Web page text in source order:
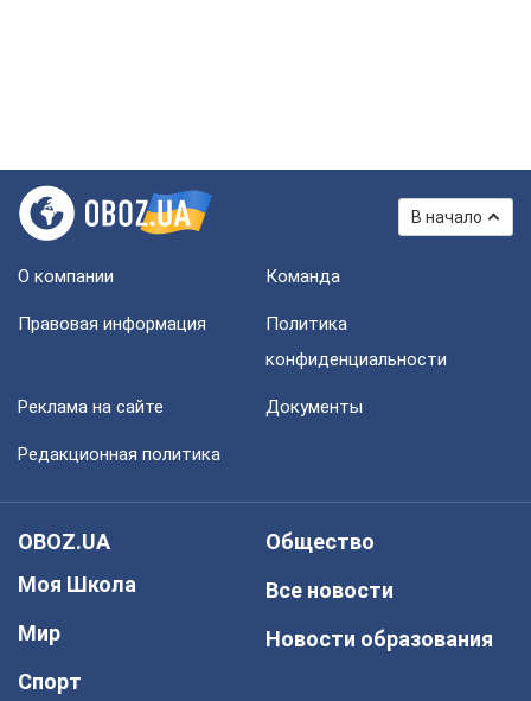
В начало
О компании Команда
Правовая информация
Политика
конфиденциальности
Реклама на сайте Документы
Редакционная политика
OBOZ.UA
Моя Школа
Мир
Спорт
Общество
Все новости
Новости образования